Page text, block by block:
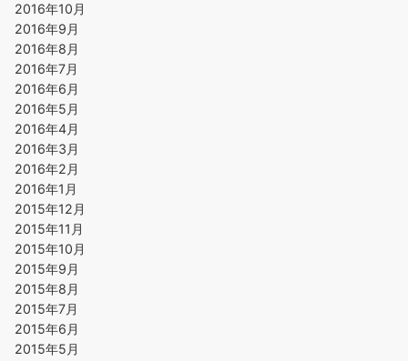
2016年10月
2016年9月
2016年8月
2016年7月
2016年6月
2016年5月
2016年4月
2016年3月
2016年2月
2016年1月
2015年12月
2015年11月
2015年10月
2015年9月
2015年8月
2015年7月
2015年6月
2015年5月